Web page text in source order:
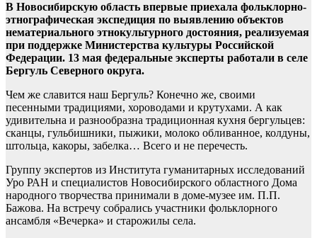
В Новосибирскую область впервые приехала фольклорно-
этнографическая экспедиция по выявлению объектов
нематериального этнокультурного достояния, реализуемая
при поддержке Министерства культуры Российской
Федерации. 13 мая федеральные эксперты работали в селе
Бергуль Северного округа.
Чем же славится наш Бергуль? Конечно же, своими
песенными традициями, хороводами и крутухами. А как
удивительна и разнообразна традиционная кухня бергульцев:
сканцы, гульбишники, пыжики, молоко обливанное, колдуны,
штольца, какоры, забелка… Всего и не перечесть.
Группу экспертов из Института гуманитарных исследований
Уро РАН и специалистов Новосибирского областного Дома
народного творчества принимали в доме-музее им. П.П.
Бажова. На встречу собрались участники фольклорного
ансамбля «Вечерка» и старожилы села.